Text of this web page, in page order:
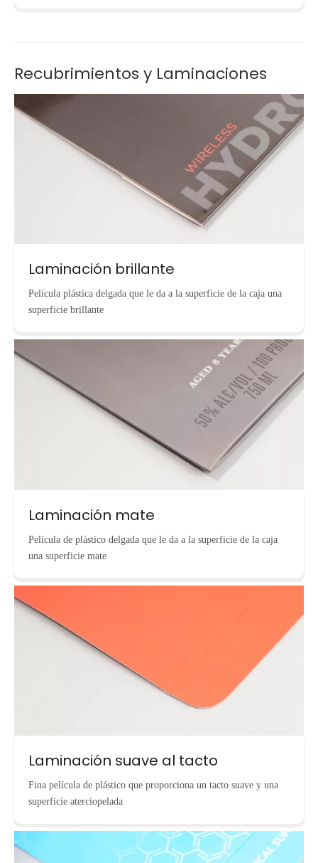
Recubrimientos y Laminaciones
Laminación brillante
Película plástica delgada que le da a la superficie de la caja una
superficie brillante
Laminación mate
Película de plástico delgada que le da a la superficie de la caja
una superficie mate
Laminación suave al tacto
Fina película de plástico que proporciona un tacto suave y una
superficie aterciopelada